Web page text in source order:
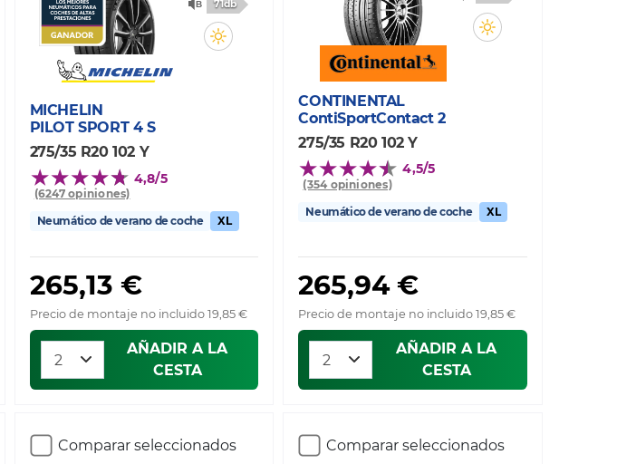
71db
MICHELIN
PILOT SPORT 4 S
275/35 R20 102 Y
4,8/5
(6247 opiniones)
Neumático de verano de coche
XL
265,13 €
Precio de montaje no incluido 19,85 €
AÑADIR A LA
CESTA
CONTINENTAL
ContiSportContact 2
275/35 R20 102 Y
4,5/5
(354 opiniones)
Neumático de verano de coche
XL
265,94 €
Precio de montaje no incluido 19,85 €
AÑADIR A LA
CESTA
Comparar seleccionados Comparar seleccionados